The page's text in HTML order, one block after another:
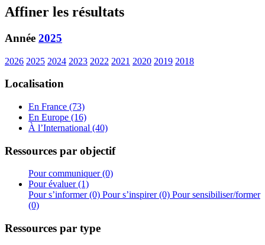
Affiner les résultats
Année 2025
2026 2025 2024 2023 2022 2021 2020 2019 2018
Localisation
En France (73)
En Europe (16)
À l’International (40)
Ressources par objectif
Pour communiquer (0)
Pour évaluer (1)
Pour s’informer (0) Pour s’inspirer (0) Pour sensibiliser/former
(0)
Ressources par type